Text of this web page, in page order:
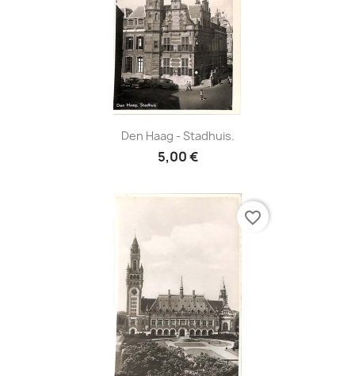
Den Haag - Stadhuis.
5,00 €
favorite_border